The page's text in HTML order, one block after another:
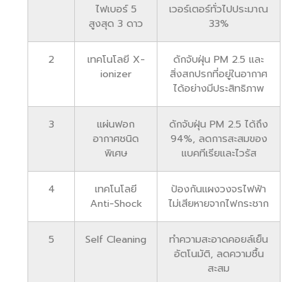
ไฟเบอร์ 5
สูงสุด 3 ดาว
เวอร์เตอร์ทั่วไปประมาณ
33%
2
เทคโนโลยี X-
ionizer
ดักจับฝุ่น PM 2.5 และ
สิ่งสกปรกที่อยู่ในอากาศ
ได้อย่างมีประสิทธิภาพ
3
แผ่นฟอก
อากาศชนิด
พิเศษ
ดักจับฝุ่น PM 2.5 ได้ถึง
94%, ลดการสะสมของ
แบคทีเรียและไวรัส
4
เทคโนโลยี
Anti-Shock
ป้องกันแผงวงจรไฟฟ้า
ไม่เสียหายจากไฟกระชาก
5 Self Cleaning
ทำความสะอาดคอยล์เย็น
อัตโนมัติ, ลดความชื้น
สะสม